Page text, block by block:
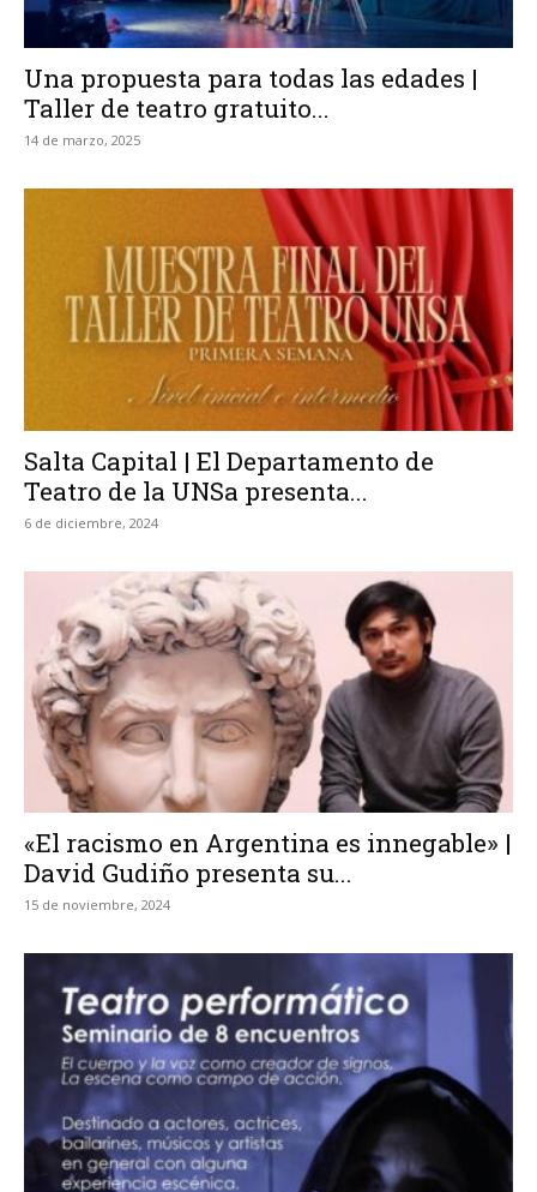
Una propuesta para todas las edades |
Taller de teatro gratuito...
14 de marzo, 2025
Salta Capital | El Departamento de
Teatro de la UNSa presenta...
6 de diciembre, 2024
«El racismo en Argentina es innegable» |
David Gudiño presenta su...
15 de noviembre, 2024